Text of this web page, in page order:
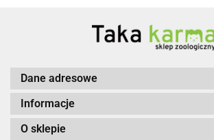
Dane adresowe
Informacje
O sklepie